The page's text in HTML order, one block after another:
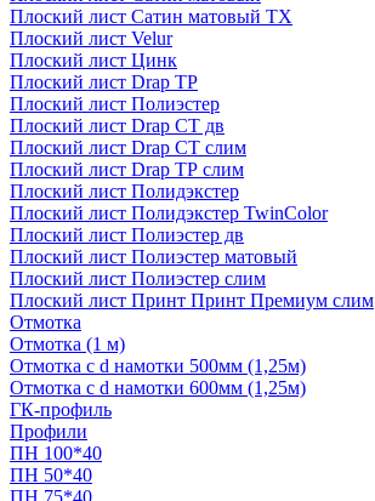
Плоский лист Сатин матовый TX
Плоский лист Velur
Плоский лист Цинк
Плоский лист Drap ТР
Плоский лист Полиэстер
Плоский лист Drap СТ дв
Плоский лист Drap СТ слим
Плоский лист Drap ТР слим
Плоский лист Полидэкстер
Плоский лист Полидэкстер TwinColor
Плоский лист Полиэстер дв
Плоский лист Полиэстер матовый
Плоский лист Полиэстер слим
Плоский лист Принт Принт Премиум слим
Отмотка
Отмотка (1 м)
Отмотка с d намотки 500мм (1,25м)
Отмотка с d намотки 600мм (1,25м)
ГК-профиль
Профили
ПН 100*40
ПН 50*40
ПН 75*40